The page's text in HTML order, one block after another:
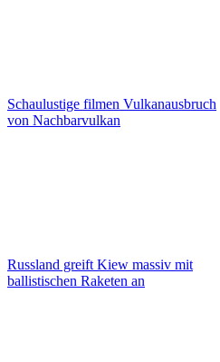
Schaulustige filmen Vulkanausbruch
von Nachbarvulkan
Russland greift Kiew massiv mit
ballistischen Raketen an